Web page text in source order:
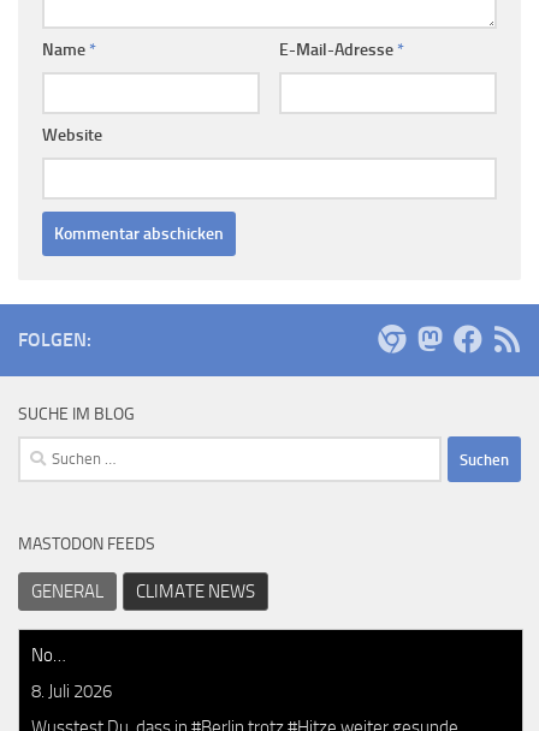
Name * E-Mail-Adresse *
Website
FOLGEN:
SUCHE IM BLOG
Suchen
nach:
MASTODON FEEDS
GENERAL CLIMATE NEWS
No…
8. Juli 2026